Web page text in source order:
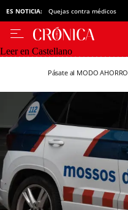
ES NOTICIA: Quejas contra médicos
Leer en Castellano
Pásate al MODO AHORRO